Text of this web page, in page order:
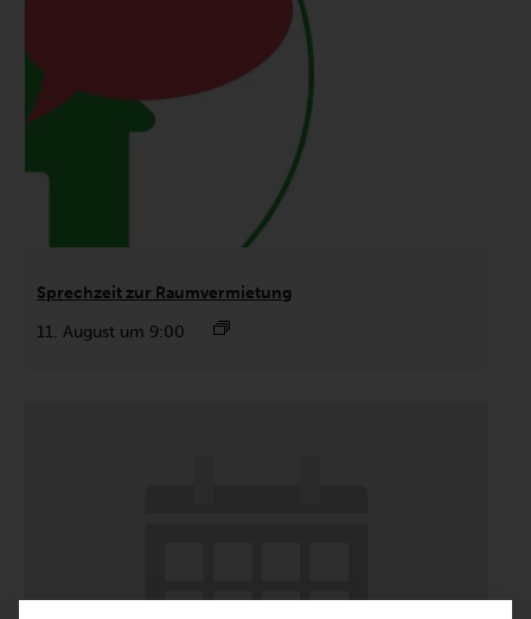
Sprechzeit zur Raumvermietung
11. August um 9:00